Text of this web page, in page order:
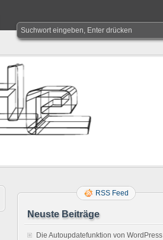
RSS Feed
Neuste Beiträge
Die Autoupdatefunktion von WordPress